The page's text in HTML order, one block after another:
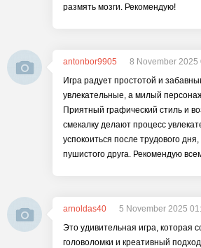
размять мозги. Рекомендую!
antonbor9905
8 November 2025
Игра радует простотой и
увлекательные, а милый
Приятный графический стиль и
смекалку делают процесс
успокоиться после трудового
пушистого друга. Рекомендую
arnoldas40
5 November 2025
Это удивительная игра, которая
головоломки и креативный